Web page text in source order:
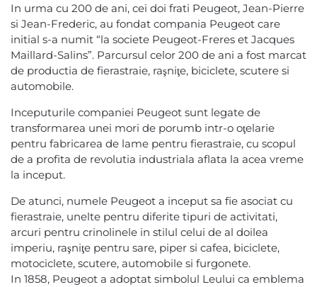
In urma cu 200 de ani, cei doi frati Peugeot, Jean-Pierre
si Jean-Frederic, au fondat compania Peugeot care
initial s-a numit “la societe Peugeot-Freres et Jacques
Maillard-Salins”. Parcursul celor 200 de ani a fost marcat
de productia de fierastraie, raşniţe, biciclete, scutere si
automobile.
Inceputurile companiei Peugeot sunt legate de
transformarea unei mori de porumb intr-o oţelarie
pentru fabricarea de lame pentru fierastraie, cu scopul
de a profita de revolutia industriala aflata la acea vreme
la inceput.
De atunci, numele Peugeot a inceput sa fie asociat cu
fierastraie, unelte pentru diferite tipuri de activitati,
arcuri pentru crinolinele in stilul celui de al doilea
imperiu, raşniţe pentru sare, piper si cafea, biciclete,
motociclete, scutere, automobile si furgonete.
In 1858, Peugeot a adoptat simbolul Leului ca emblema